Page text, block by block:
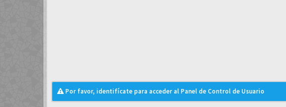
Por favor, identifícate para acceder al Panel de Control de Usuario